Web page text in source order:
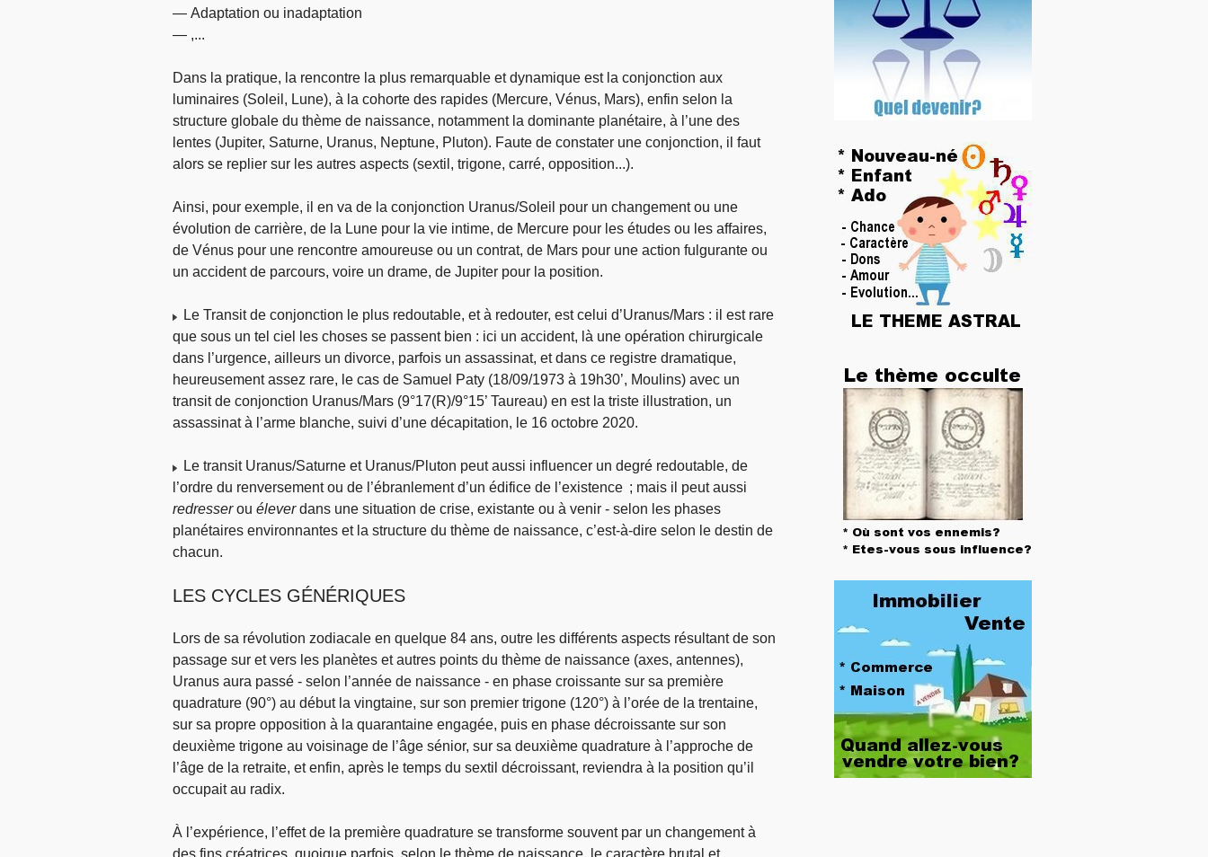
— Adaptation ou inadaptation
— ,...
Dans la pratique, la rencontre la plus remarquable et dynamique est la conjonction aux
luminaires (Soleil, Lune), à la cohorte des rapides (Mercure, Vénus, Mars), enfin selon la
structure globale du thème de naissance, notamment la dominante planétaire, à l’une des
lentes (Jupiter, Saturne, Uranus, Neptune, Pluton). Faute de constater une conjonction, il faut
alors se replier sur les autres aspects (sextil, trigone, carré, opposition...).
Ainsi, pour exemple, il en va de la conjonction Uranus/Soleil pour un changement ou une
évolution de carrière, de la Lune pour la vie intime, de Mercure pour les études ou les affaires,
de Vénus pour une rencontre amoureuse ou un contrat, de Mars pour une action fulgurante ou
un accident de parcours, voire un drame, de Jupiter pour la position.
Le Transit de conjonction le plus redoutable, et à redouter, est celui d’Uranus/Mars : il est rare
que sous un tel ciel les choses se passent bien : ici un accident, là une opération chirurgicale
dans l’urgence, ailleurs un divorce, parfois un assassinat, et dans ce registre dramatique,
heureusement assez rare, le cas de Samuel Paty (18/09/1973 à 19h30’, Moulins) avec un
transit de conjonction Uranus/Mars (9°17(R)/9°15’ Taureau) en est la triste illustration, un
assassinat à l’arme blanche, suivi d’une décapitation, le 16 octobre 2020.
Le transit Uranus/Saturne et Uranus/Pluton peut aussi influencer un degré redoutable, de
l’ordre du renversement ou de l’ébranlement d’un édifice de l’existence ; mais il peut aussi
redresserou éleverdans une situation de crise, existante ou à venir - selon les phases
planétaires environnantes et la structure du thème de naissance, c’est-à-dire selon le destin de
chacun.
LES CYCLES GÉNÉRIQUES
Lors de sa révolution zodiacale en quelque 84 ans, outre les différents aspects résultant de son
passage sur et vers les planètes et autres points du thème de naissance (axes, antennes),
Uranus aura passé - selon l’année de naissance - en phase croissante sur sa première
quadrature (90°) au début la vingtaine, sur son premier trigone (120°) à l’orée de la trentaine,
sur sa propre opposition à la quarantaine engagée, puis en phase décroissante sur son
deuxième trigone au voisinage de l’âge sénior, sur sa deuxième quadrature à l’approche de
l’âge de la retraite, et enfin, après le temps du sextil décroissant, reviendra à la position qu’il
occupait au radix.
À l’expérience, l’effet de la première quadrature se transforme souvent par un changement à
des fins créatrices, quoique parfois, selon le thème de naissance, le caractère brutal et